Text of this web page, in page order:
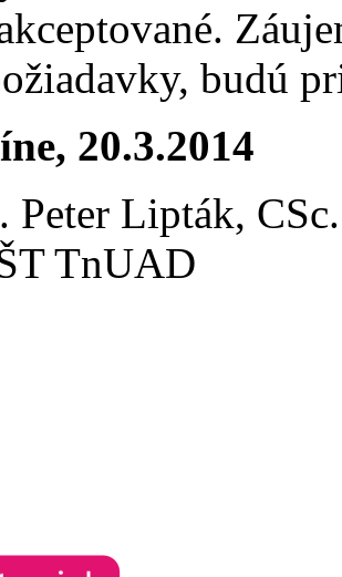
budú
20.3.2014
Peter Lipták, CSc.
TnUAD